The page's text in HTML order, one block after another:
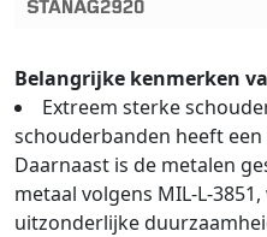
Belangrijke kenmerken
Extreem sterke
schouderbanden heeft
Daarnaast is de metalen
metaal volgens MIL-L-
uitzonderlijke